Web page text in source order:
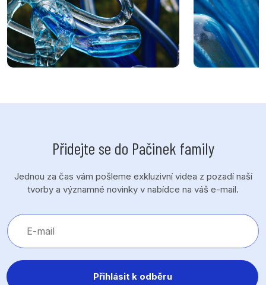
Přidejte se do Pačinek family
Jednou za čas vám pošleme exkluzivní videa z pozadí naší
tvorby a významné novinky v nabídce na váš e-mail.
Přihlásit k odběru